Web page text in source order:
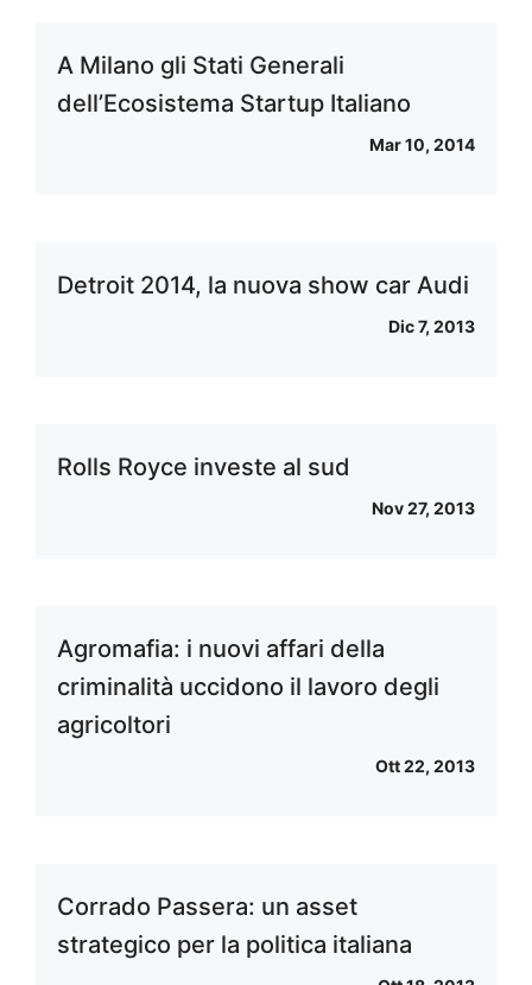
A Milano gli Stati Generali
dell’Ecosistema Startup Italiano
Mar 10, 2014
Detroit 2014, la nuova show car Audi
Dic 7, 2013
Rolls Royce investe al sud
Nov 27, 2013
Agromafia: i nuovi affari della
criminalità uccidono il lavoro degli
agricoltori
Ott 22, 2013
Corrado Passera: un asset
strategico per la politica italiana